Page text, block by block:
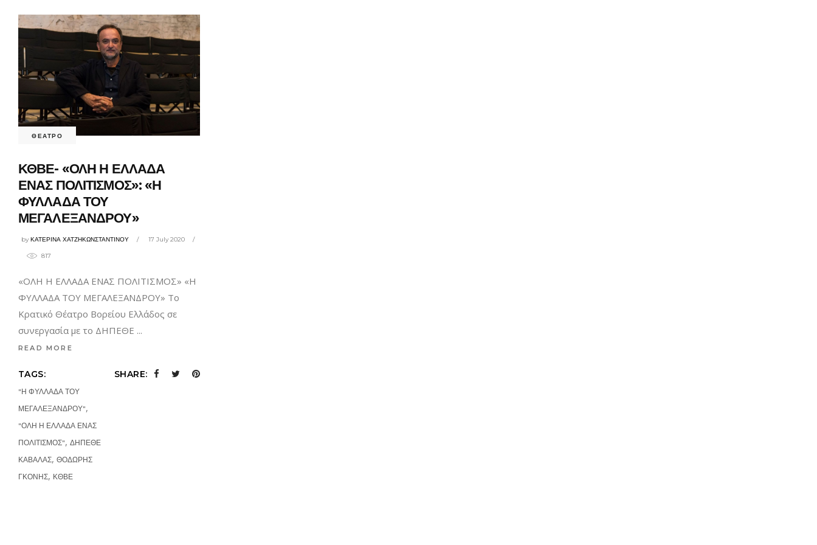
ΘΕΑΤΡΟ
ΚΘΒΕ- «ΟΛΗ Η ΕΛΛΑΔΑ
ΕΝΑΣ ΠΟΛΙΤΙΣΜΟΣ»: «Η
ΦΥΛΛΑΔΑ ΤΟΥ
ΜΕΓΑΛΕΞΑΝΔΡΟΥ»
byΚΑΤΕΡΙΝΑ ΧΑΤΖΗΚΩΝΣΤΑΝΤΙΝΟΥ 17 July 2020
817
«ΟΛΗ Η ΕΛΛΑΔΑ ΕΝΑΣ ΠΟΛΙΤΙΣΜΟΣ» «Η
ΦΥΛΛΑΔΑ ΤΟΥ ΜΕΓΑΛΕΞΑΝΔΡΟΥ» Το
Κρατικό Θέατρο Βορείου Ελλάδος σε
συνεργασία με το ΔΗΠΕΘΕ
READ MORE
TAGS:
"Η ΦΥΛΛΑΔΑ ΤΟΥ
ΜΕΓΑΛΕΞΑΝΔΡΟΥ",
"ΟΛΗ Η ΕΛΛΑΔΑ ΕΝΑΣ
ΠΟΛΙΤΙΣΜΟΣ", ΔΗΠΕΘΕ
ΚΑΒΑΛΑΣ, ΘΟΔΩΡΗΣ
ΓΚΟΝΗΣ, ΚΘΒΕ
SHARE: